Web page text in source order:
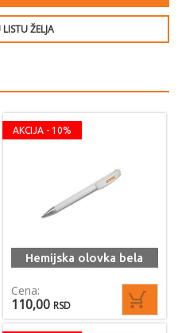
ŽELJA
AKCIJA - 10%
Hemijska olovka bela
Cena:
110,00 RSD